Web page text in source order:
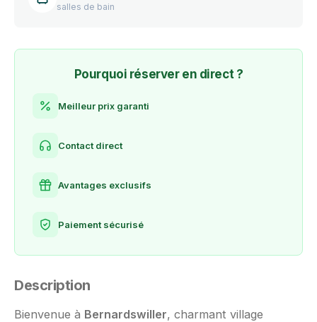
salles de bain
Pourquoi réserver en direct ?
Meilleur prix garanti
Contact direct
Avantages exclusifs
Paiement sécurisé
Description
Bienvenue à Bernardswiller, charmant village